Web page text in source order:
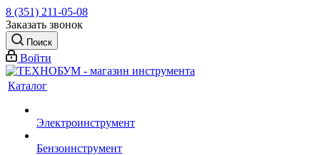
8 (351) 211-05-08
Заказать звонок
Поиск
Войти
Каталог
Электроинструмент
Бензоинструмент